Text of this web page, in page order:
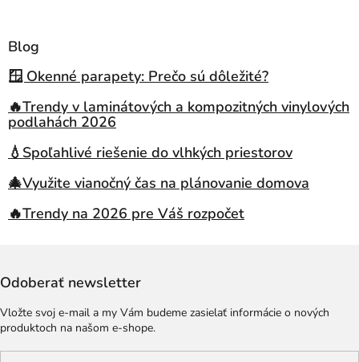
Blog
🪟 Okenné parapety: Prečo sú dôležité?
🔥Trendy v laminátových a kompozitných vinylových
podlahách 2026
💧Spoľahlivé riešenie do vlhkých priestorov
🎄Využite vianočný čas na plánovanie domova
🔥Trendy na 2026 pre Váš rozpočet
Odoberať newsletter
Vložte svoj e-mail a my Vám budeme zasielať informácie o nových
produktoch na našom e-shope.